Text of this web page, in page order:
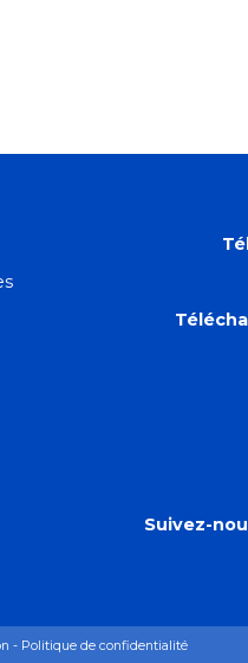
Suivez-
- Politique de confidentialité